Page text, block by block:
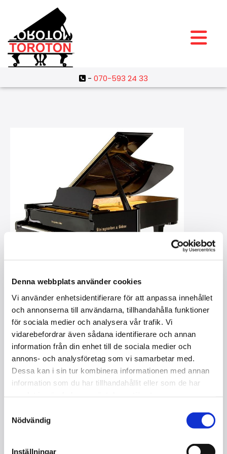
Denna webbplats använder cookies
Vi använder enhetsidentifierare för att anpassa innehållet
och annonserna till användarna, tillhandahålla funktioner
för sociala medier och analysera vår trafik. Vi
vidarebefordrar även sådana identifierare och annan
information från din enhet till de sociala medier och
annons- och analysföretag som vi samarbetar med.
Dessa kan i sin tur kombinera informationen med annan
information som du har tillhandahållit eller som de har
Nödvändig
Inställningar
- 070-593 24 33
STEINGRAEBER & SÖHNE D-232 /
FLYGEL / NY
I lager
Tangenter : 88